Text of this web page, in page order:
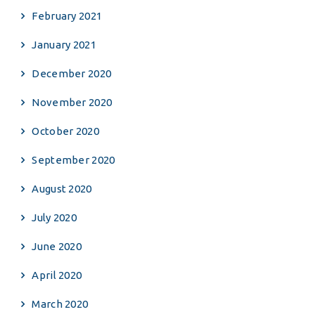
February 2021
January 2021
December 2020
November 2020
October 2020
September 2020
August 2020
July 2020
June 2020
April 2020
March 2020